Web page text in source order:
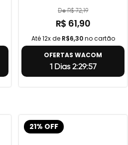
De R$ 72,19
R$ 61,90
Até 12x de R$6,30no cartão
OFERTAS WACOM
1 Dias 2:29:56
21% OFF